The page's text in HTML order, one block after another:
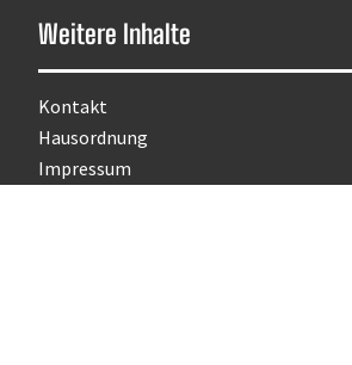
Weitere Inhalte
Kontakt
Hausordnung
Impressum